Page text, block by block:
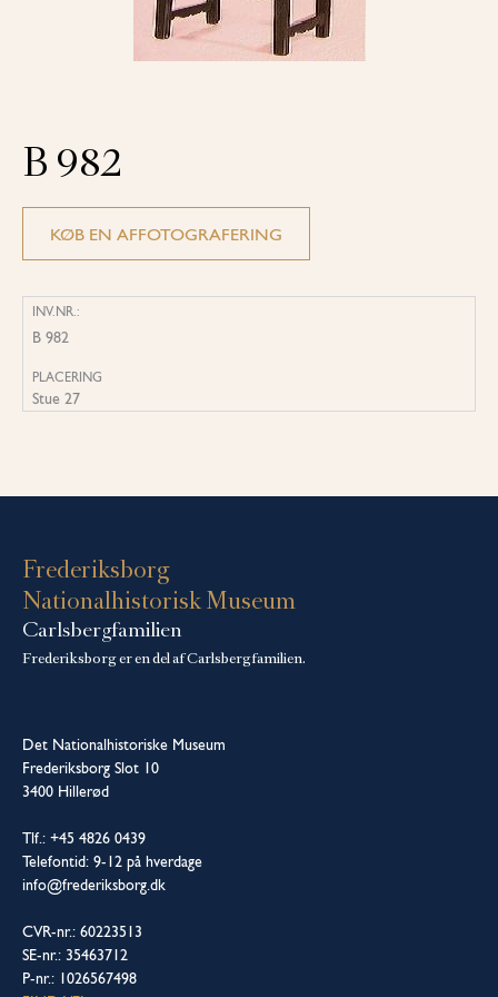
B 982
KØB EN AFFOTOGRAFERING
INV.NR.:
B 982
PLACERING
Stue 27
Frederiksborg
Nationalhistorisk Museum
Carlsbergfamilien
Frederiksborg er en del af Carlsbergfamilien.
Det Nationalhistoriske Museum
Frederiksborg Slot 10
3400 Hillerød
Tlf.: +45 4826 0439
Telefontid: 9-12 på hverdage
info@frederiksborg.dk
CVR-nr.: 60223513
SE-nr.: 35463712
P-nr.: 1026567498